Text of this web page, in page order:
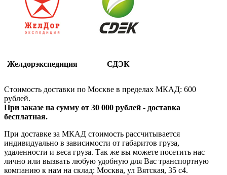
Желдорэкспедиция СДЭК
Стоимость доставки по Москве в пределах МКАД: 600
рублей.
При заказе на сумму от 30 000 рублей - доставка
бесплатная.
При доставке за МКАД стоимость рассчитывается
индивидуально в зависимости от габаритов груза,
удаленности и веса груза. Так же вы можете посетить нас
лично или вызвать любую удобную для Вас транспортную
компанию к нам на склад: Москва, ул Вятская, 35 c4.